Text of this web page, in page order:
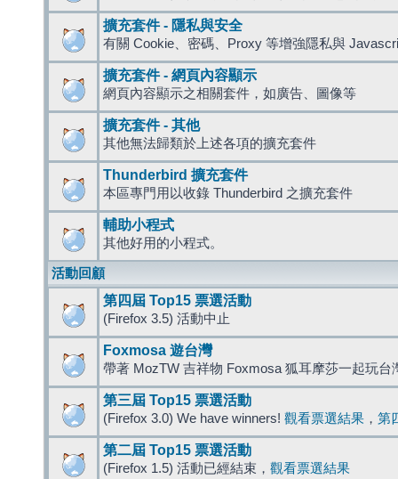
擴充套件 - 隱私與安全
有關 Cookie、密碼、Proxy 等增強隱私與
擴充套件 - 網頁內容顯示
網頁內容顯示之相關套件，如廣告、圖像等
擴充套件 - 其他
其他無法歸類於上述各項的擴充套件
Thunderbird 擴充套件
本區專門用以收錄 Thunderbird 之擴充套件
輔助小程式
其他好用的小程式。
活動回顧
第四屆 Top15 票選活動
(Firefox 3.5) 活動中止
Foxmosa 遊台灣
帶著 MozTW 吉祥物 Foxmosa 狐耳摩莎一起玩台
第三屆 Top15 票選活動
(Firefox 3.0) We have winners! 觀看票選結果 ， 第
第二屆 Top15 票選活動
(Firefox 1.5) 活動已經結束， 觀看票選結果